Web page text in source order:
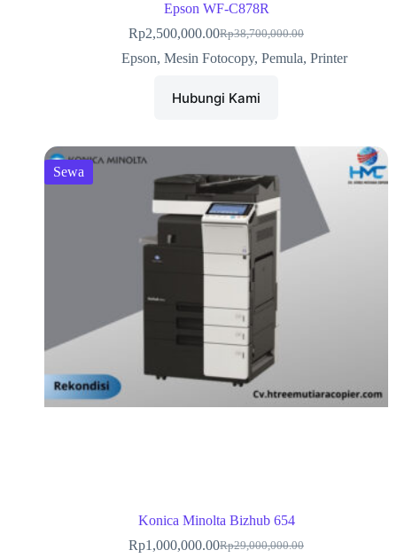
Epson WF-C878R
Rp38,700,000.00
Rp2,500,000.00
Epson, Mesin Fotocopy, Pemula, Printer
Hubungi Kami
Sewa
Konica Minolta Bizhub 654
Rp29,000,000.00
Rp1,000,000.00